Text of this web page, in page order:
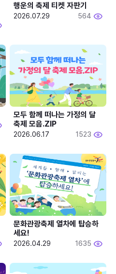
행운의 축제 티켓 자판기
2026.07.29 564
모두 함께 떠나는 가정의 달
축제 모음.ZIP
2026.06.17 1523
문화관광축제 열차에 탑승하
세요!
2026.04.29 1635